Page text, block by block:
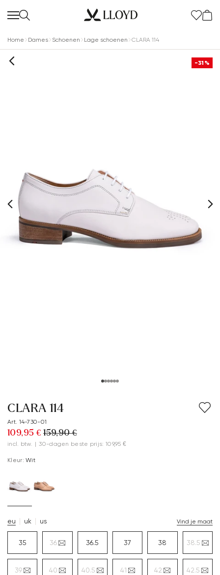
Home Dames Schoenen Lage schoenen CLARA 114
-31%
CLARA 114
Art. 14-730-01
109,95 € 159,90 €
incl. btw. | 30-dagen beste prijs: 109,95 €
Kleur: Wit
eu uk us Vind je maat
35 36 36.5 37 38 38.5
39 40 40.5 41 42 42.5